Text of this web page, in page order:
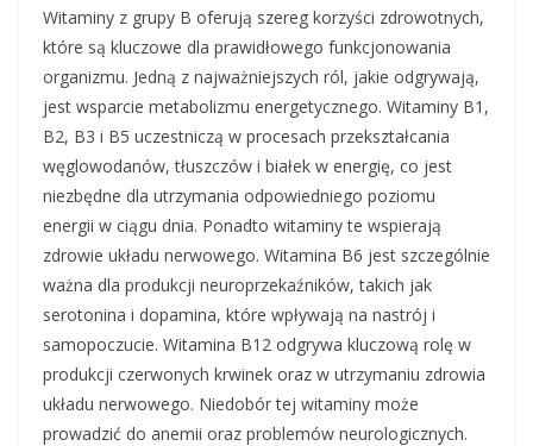
Witaminy z grupy B oferują szereg korzyści zdrowotnych,
które są kluczowe dla prawidłowego funkcjonowania
organizmu. Jedną z najważniejszych ról, jakie odgrywają,
jest wsparcie metabolizmu energetycznego. Witaminy B1,
B2, B3 i B5 uczestniczą w procesach przekształcania
węglowodanów, tłuszczów i białek w energię, co jest
niezbędne dla utrzymania odpowiedniego poziomu
energii w ciągu dnia. Ponadto witaminy te wspierają
zdrowie układu nerwowego. Witamina B6 jest szczególnie
ważna dla produkcji neuroprzekaźników, takich jak
serotonina i dopamina, które wpływają na nastrój i
samopoczucie. Witamina B12 odgrywa kluczową rolę w
produkcji czerwonych krwinek oraz w utrzymaniu zdrowia
układu nerwowego. Niedobór tej witaminy może
prowadzić do anemii oraz problemów neurologicznych.